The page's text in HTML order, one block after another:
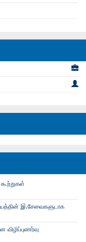
இ.சேவைகளுடாக
விழிப்புணர்வு